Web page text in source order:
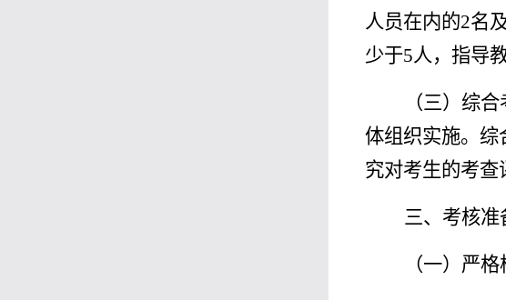
人员在内的2名
少于5人，指导
（三） 综合
体组织实施。综
究对考生的考查
三、考核准
（一）严